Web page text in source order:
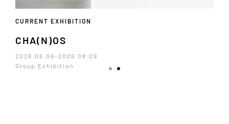
CURRENT EXHIBITION
CHA(N)OS
2026.06.06-2026.08.09
Group Exhibition